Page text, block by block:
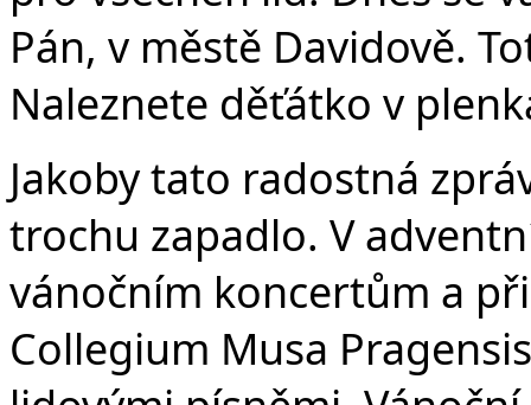
Pán, v městě Davidově.
Naleznete děťátko v
Jakoby tato radostná
trochu zapadlo. V
vánočním koncertům a
Collegium Musa